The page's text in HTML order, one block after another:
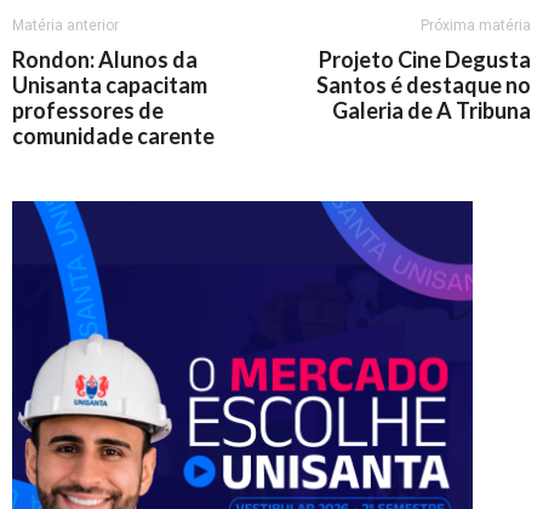
Matéria anterior
Rondon: Alunos da
Unisanta capacitam
professores de
comunidade carente
Próxima matéria
Projeto Cine Degusta
Santos é destaque no
Galeria de A Tribuna